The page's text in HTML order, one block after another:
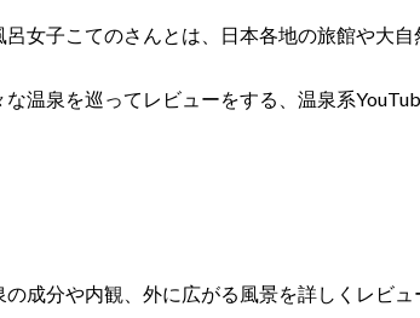
呂女子こてのさんとは、日本各地の旅館や大自
な温泉を巡ってレビューをする、温泉系
の成分や内観、外に広がる風景を詳しくレビ